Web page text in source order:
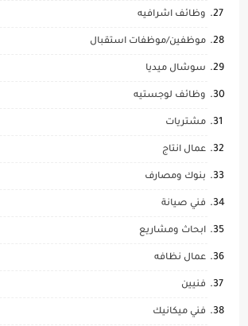
وظائف اشرافيه
موظفين/موظفات استقبال
سوشال ميديا
وظائف لوجستيه
مشتريات
عمال انتاج
بنوك ومصارف
فني صيانة
ابحاث ومشاريع
عمال نظافه
فنيين
فني ميكانيك